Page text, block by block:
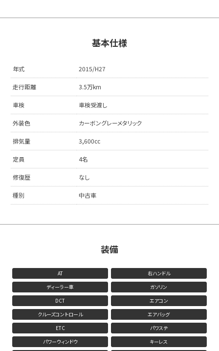
基本仕様
年式 2015/H27
走行距離 3.5万km
車検 車検受渡し
外装色 カーボングレーメタリック
排気量 3,600cc
定員 4名
修復歴 なし
種別 中古車
装備
AT
右ハンドル
ディーラー車
ガソリン
DCT
エアコン
クルーズコントロール
エアバッグ
ETC
パワステ
パワーウィンドウ
キーレス